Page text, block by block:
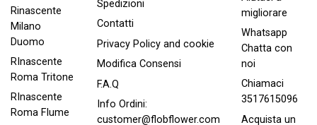
Rinascente
Milano
Duomo
RInascente
Roma Tritone
RInascente
Roma FIume
Spedizioni
Contatti
Privacy Policy and cookie
Modifica Consensi
F.A.Q
Info Ordini:
customer@flobflower.com
migliorare
Whatsapp
Chatta con
noi
Chiamaci
3517615096
Acquista un